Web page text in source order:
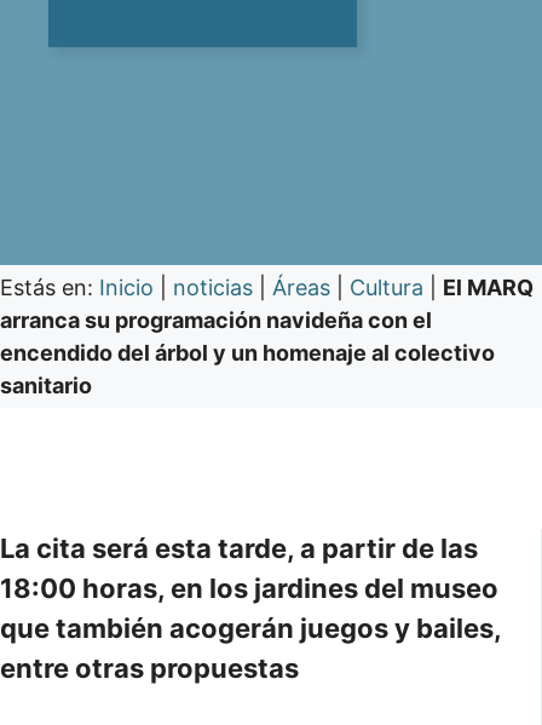
Estás en: Inicio noticias Áreas Cultura
El MARQ
arranca su programación navideña con el
encendido del árbol y un homenaje al colectivo
sanitario
La cita será esta tarde, a partir de las
18:00 horas, en los jardines del museo
que también acogerán juegos y bailes,
entre otras propuestas